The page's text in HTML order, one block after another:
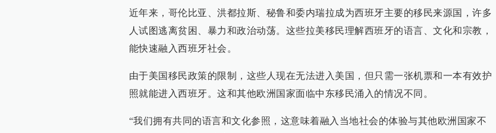
近年来，哥伦比亚、洪都拉斯、秘鲁和委内瑞拉成为西班牙主要的移民来源国，许多
人试图逃离贫困、暴力和政治动荡。这些拉美移民理解西班牙的语言、文化和宗教，
能快速融入西班牙社会。
由于美国移民政策的限制，这些人现在无法进入美国，但只需一张机票和一本有效护
照就能进入西班牙。这和其他欧洲国家面临中东移民涌入的情况不同。
“我们拥有共同的语言和文化参照，这意味着融入当地社会的体验与其他欧洲国家不